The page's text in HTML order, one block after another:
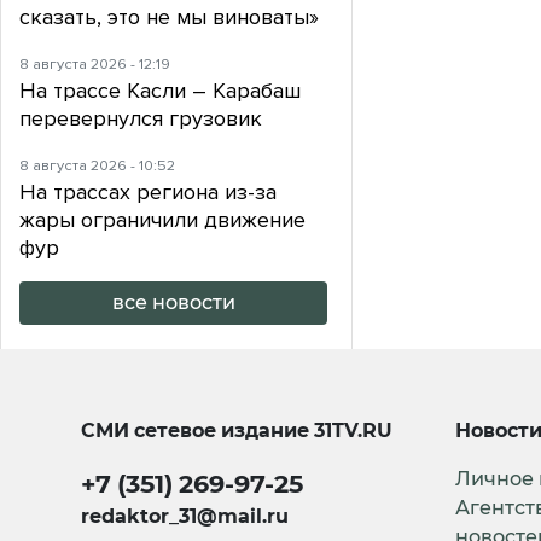
сказать, это не мы виноваты»
8 августа 2026 - 12:19
На трассе Касли – Карабаш
перевернулся грузовик
8 августа 2026 - 10:52
На трассах региона из-за
жары ограничили движение
фур
все новости
СМИ сетевое издание31TV.RU
+7 (351) 269-97-25
redaktor_31@mail.ru
Личное